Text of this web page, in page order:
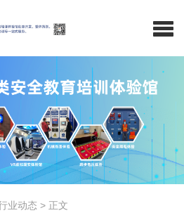
业动态 > 正文